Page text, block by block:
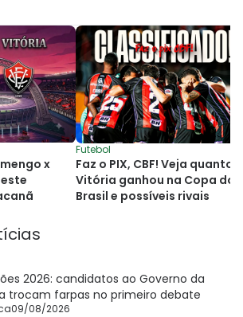
x
Futebol
Faz o PIX, CBF! Veja quanto o
Vitória ganhou na Copa do
Brasil e possíveis rivais
2026: candidatos ao Governo da
trocam farpas no primeiro debate
09/08/2026